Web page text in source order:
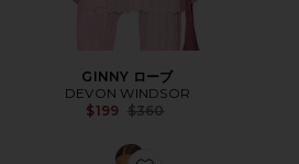
GINNY ローブ
DEVON WINDSOR
$199 Previous price:
$360